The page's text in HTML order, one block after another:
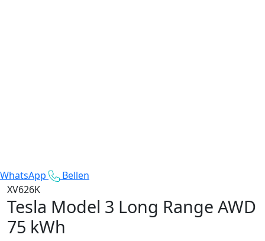
WhatsApp
Bellen
XV626K
Tesla Model 3 Long Range AWD
75 kWh